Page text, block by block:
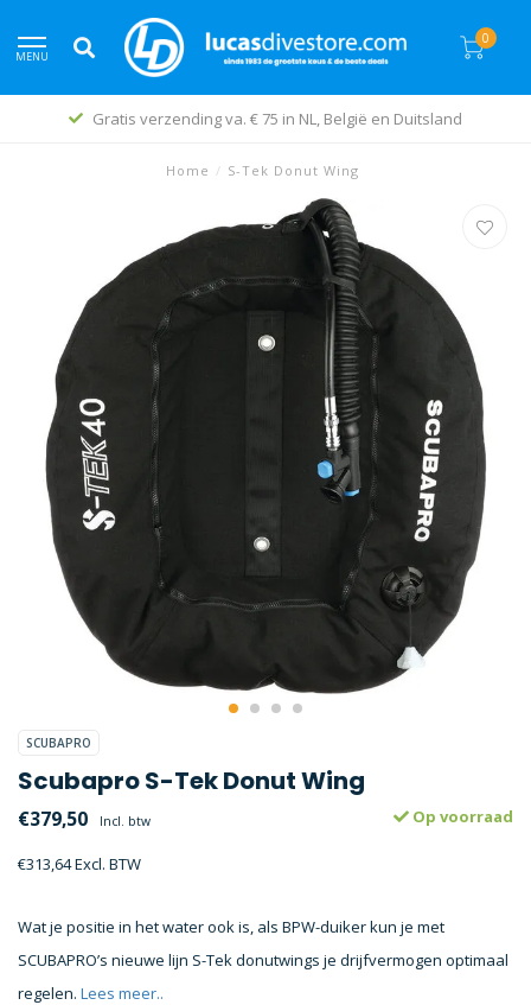
MENU
0
Gratis verzending va. € 75 in NL, België en Duitsland
Home / S-Tek Donut Wing
SCUBAPRO
Scubapro S-Tek Donut Wing
€379,50 Incl. btw
€313,64 Excl. BTW
Op voorraad
Wat je positie in het water ook is, als BPW-duiker kun je met
SCUBAPRO’s nieuwe lijn S-Tek donutwings je drijfvermogen optimaal
regelen. Lees meer..